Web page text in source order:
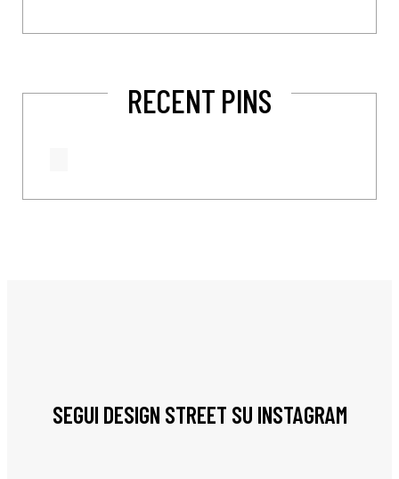
RECENT PINS
SEGUI DESIGN STREET SU INSTAGRAM